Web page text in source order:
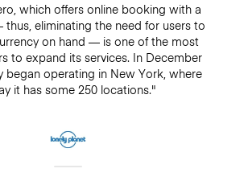
which offers online booking with a
eliminating the need for users to
on hand — is one of the most
to expand its services. In December
began operating in New York, where
it has some 250 locations."